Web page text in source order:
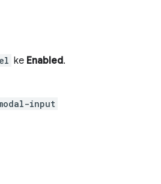
ke Enabled.
input